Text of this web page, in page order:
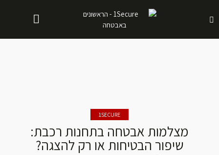
1SECURE
מצלמות אבטחה בתחנות רכבת:
שיפור הבטיחות או רק להצגה?